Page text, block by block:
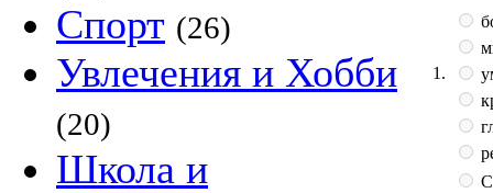
Спорт (26)
Увлечения и Хобби
(20)
Школа и
1.